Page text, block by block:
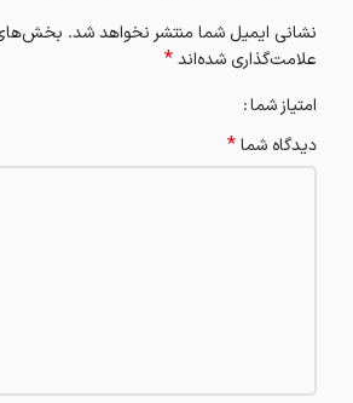
نشانی ایمیل شما منتشر نخواهد شد. بخش‌های
علامت‌گذاری شده‌اند*
امتیاز شما
دیدگاه شما*